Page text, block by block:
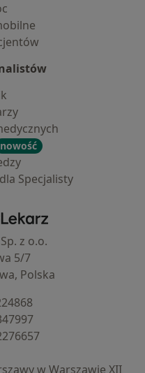
nowość
Specjalisty
- Strona główna
z o.o.
5/7
Polska
w Warszawie XII